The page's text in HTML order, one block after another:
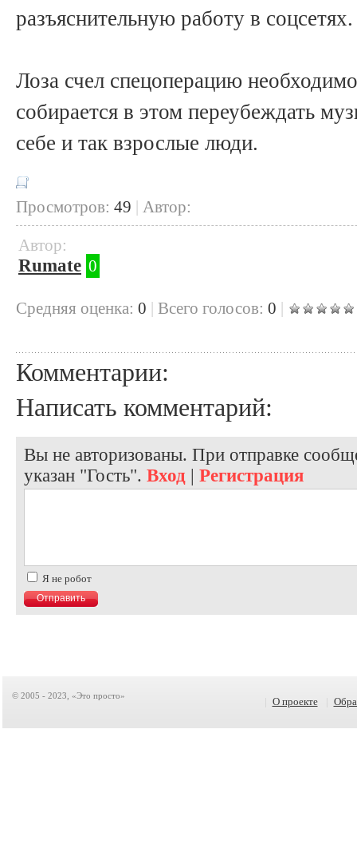
разъяснительную работу в соцсетях.
Лоза счел спецоперацию
собирается в этом переубеждать
себе и так взрослые люди.
Просмотров: 49 | Автор:
Автор:
Rumate 0
Cредняя оценка: 0 | Всего голосов: 0 |
Комментарии:
Написать комментарий:
Вы не авторизованы. При отправке
указан "Гость". Вход | Регистрация
Я не робот
© 2005 - 2023, «Это просто» О проекте